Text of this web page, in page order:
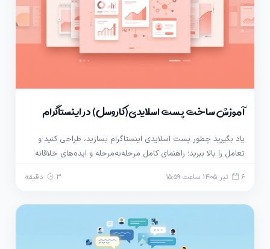
آموزش ساخت پست اسلایدی (کاروسل) در اینستاگرام
یاد بگیرید چطور پست اسلایدی اینستاگرام بسازید، طراحی کنید و
تعامل را بالا ببرید؛ راهنمای کامل مرحله‌به‌مرحله و ایده‌های خلاقانه.
6 تیر 1405 ساعت 15:59 3 دقیقه